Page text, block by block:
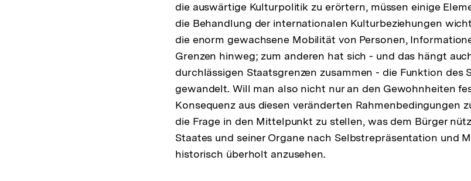
die auswärtige Kulturpolitik zu erörtern, müssen einige
die Behandlung der internationalen Kulturbeziehungen
die enorm gewachsene Mobilität von Personen,
Grenzen hinweg; zum anderen hat sich - und das hängt
durchlässigen Staatsgrenzen zusammen - die Funktion des
gewandelt. Will man also nicht nur an den Gewohnheiten
Konsequenz aus diesen veränderten Rahmenbedingungen
die Frage in den Mittelpunkt zu stellen, was dem Bürger
Staates und seiner Organe nach Selbstrepräsentation und
historisch überholt anzusehen.